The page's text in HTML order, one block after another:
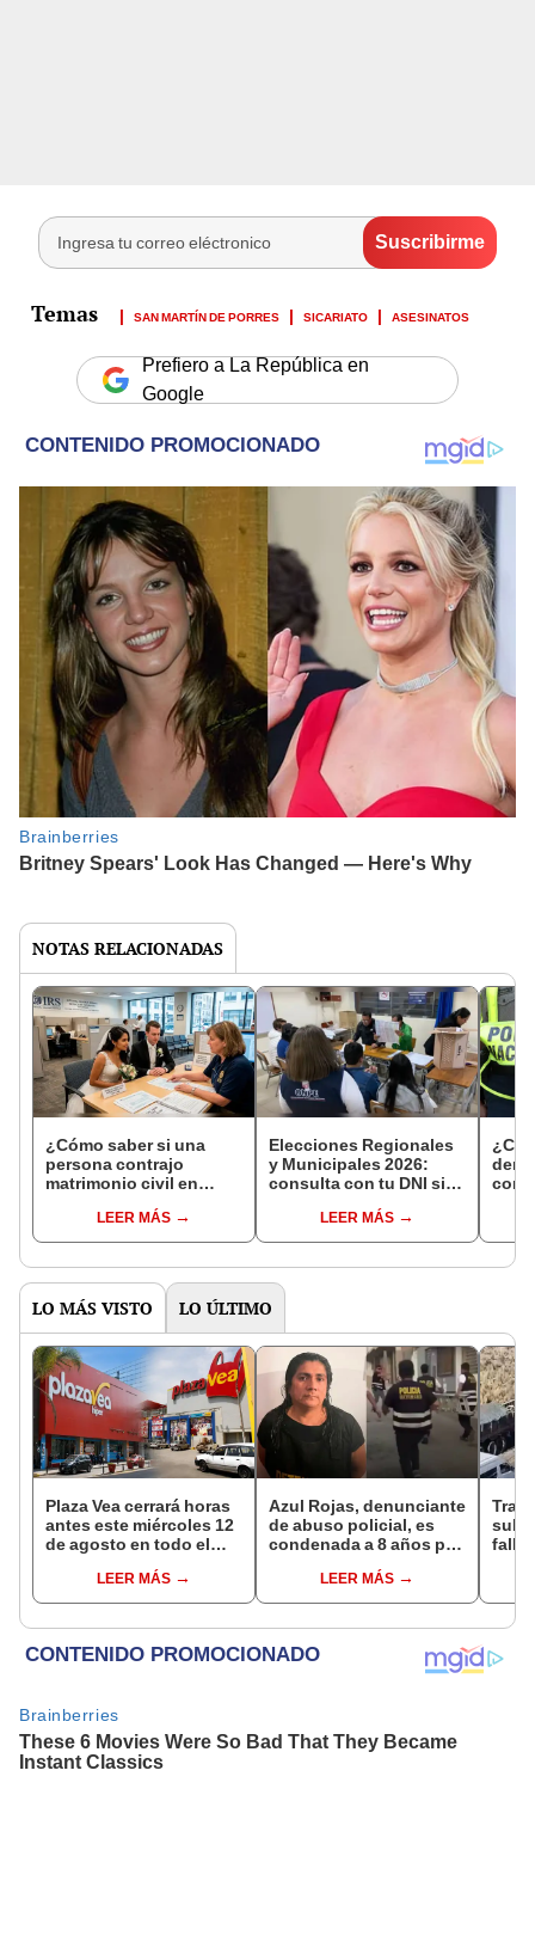
SAN MARTÍN DE PORRES SICARIATO ASESINATOS
Prefiero a La República en
Google
NOTAS RELACIONADAS
¿Cómo saber si una
persona contrajo
matrimonio civil en
LEER MÁS
Elecciones Regionales
y Municipales 2026:
consulta con tu DNI si
de mesa para este 4 de
octubre en el link oficial
LEER MÁS
con
LO MÁS VISTO LO ÚLTIMO
Plaza Vea cerrará horas
antes este miércoles 12
de agosto en todo el
hasta las 7 p.m.
LEER MÁS
Azul Rojas, denunciante
de abuso policial, es
condenada a 8 años por
en TrujilloLEER MÁS
sube